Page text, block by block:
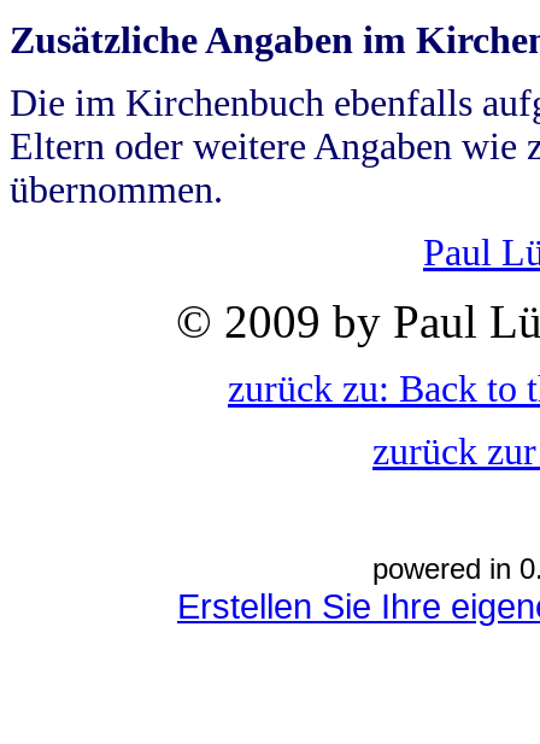
Zusätzliche Angaben im
Die im Kirchenbuch ebenfalls
Eltern oder weitere Angaben wie
übernommen.
Paul
© 2009 by Paul
zurück zu: Back to
zurück
powered in
Erstellen Sie Ihre